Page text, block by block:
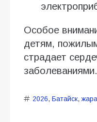
Особое
детям,
страдает
заболеваниями.
2026, Батайск, жара